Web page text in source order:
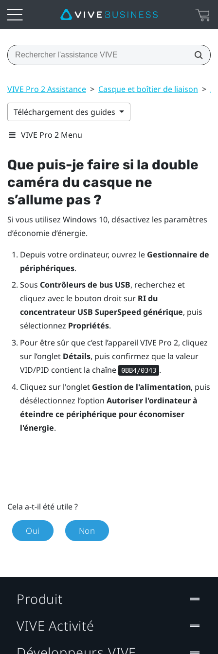
VIVE Pro 2 Assistance > Casque et boîtier de liaison >
Téléchargement des guides
VIVE Pro 2 Menu
Que puis-je faire si la double
caméra du casque ne
s’allume pas ?
Si vous utilisez Windows 10, désactivez les paramètres
d’économie d’énergie.
Depuis votre ordinateur, ouvrez le Gestionnaire de
périphériques.
Sous Contrôleurs de bus USB, recherchez et
cliquez avec le bouton droit sur RI du
concentrateur USB SuperSpeed générique, puis
sélectionnez Propriétés.
Pour être sûr que c’est l’appareil VIVE Pro 2, cliquez
sur l’onglet Détails, puis confirmez que la valeur
VID/PID contient la chaîne
0BB4/0343 .
Cliquez sur l'onglet Gestion de l'alimentation, puis
désélectionnez l’option Autoriser l'ordinateur à
éteindre ce périphérique pour économiser
l'énergie.
Cela a-t-il été utile ?
Oui Non
Produit
VIVE Activité